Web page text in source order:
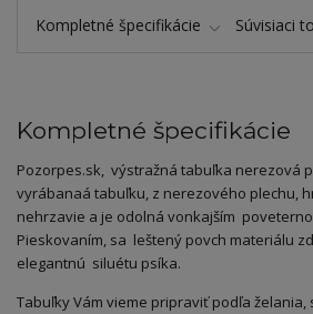
Kompletné špecifikácie Súvisiaci
Kompletné špecifikácie
Pozorpes.sk, výstražná tabuľka nerezová
vyrábanaá tabuľku, z nerezového plechu,
nehrzavie a je odolná vonkajším
Pieskovaním, sa leštený povch materiálu
elegantnú siluétu psíka.
Tabuľky Vám vieme pripraviť podľa želania,